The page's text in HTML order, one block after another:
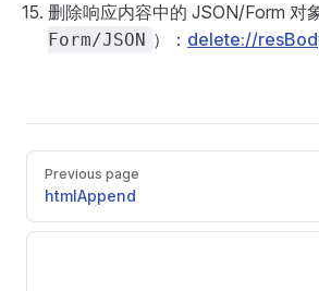
删除响应内容中的 JSON/Form 对
Form/JSON ）： delete://
Pager
Previous page
htmlAppend